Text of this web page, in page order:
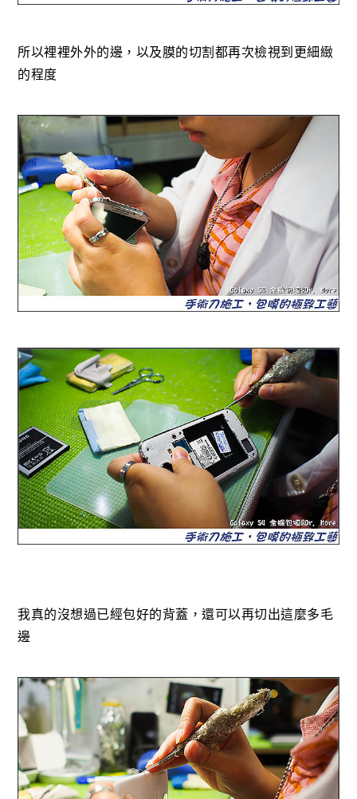
所以裡裡外外的邊，以及膜的切割都再次檢視到更細緻
的程度
我真的沒想過已經包好的背蓋，還可以再切出這麼多毛
邊